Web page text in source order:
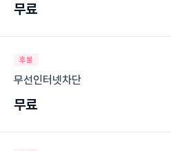
무료
후불
무선인터넷차단
무료